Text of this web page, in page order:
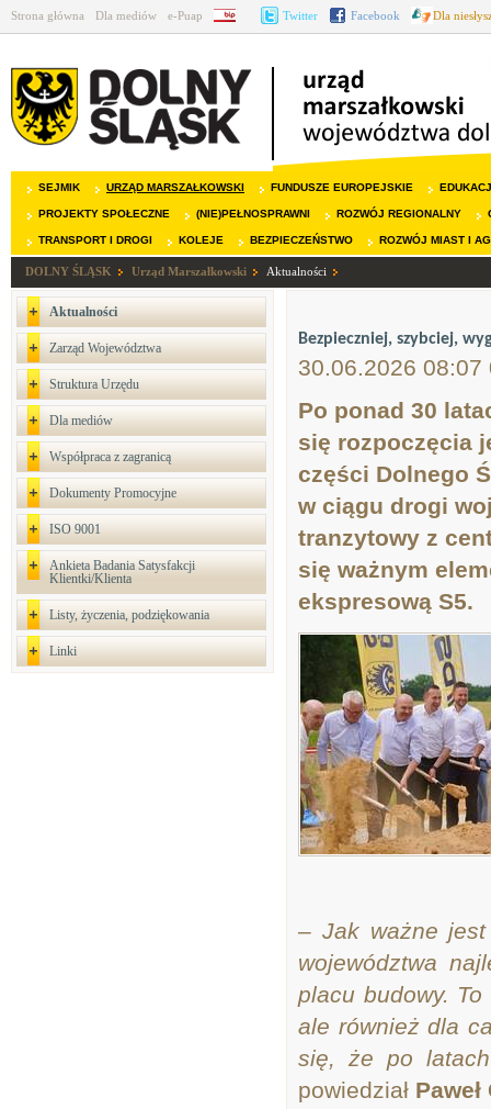
Strona główna Dla mediów e-Puap BIP Twitter Facebook Dla
SEJMIK URZĄD MARSZAŁKOWSKI FUNDUSZE EUROPEJSKIE
PROJEKTY SPOŁECZNE (NIE)PEŁNOSPRAWNI ROZWÓJ REGIONALNY
TRANSPORT I DROGI KOLEJE BEZPIECZEŃSTWO ROZWÓJ MIAST I
DOLNY ŚLĄSK Urząd Marszałkowski Aktualności
Aktualności
Zarząd Województwa
Struktura Urzędu
Dla mediów
Współpraca z zagranicą
Dokumenty Promocyjne
ISO 9001
Ankieta Badania Satysfakcji
Klientki/Klienta
Listy, życzenia, podziękowania
Linki
Bezpieczniej, szybciej,
30.06.2026 08:07
Po ponad 30
się rozpoczęcia
części Dolnego
w ciągu drogi
tranzytowy z
się ważnym
ekspresową S5.
– Jak ważne jest
województwa
placu budowy.
ale również dla
się, że po
powiedział